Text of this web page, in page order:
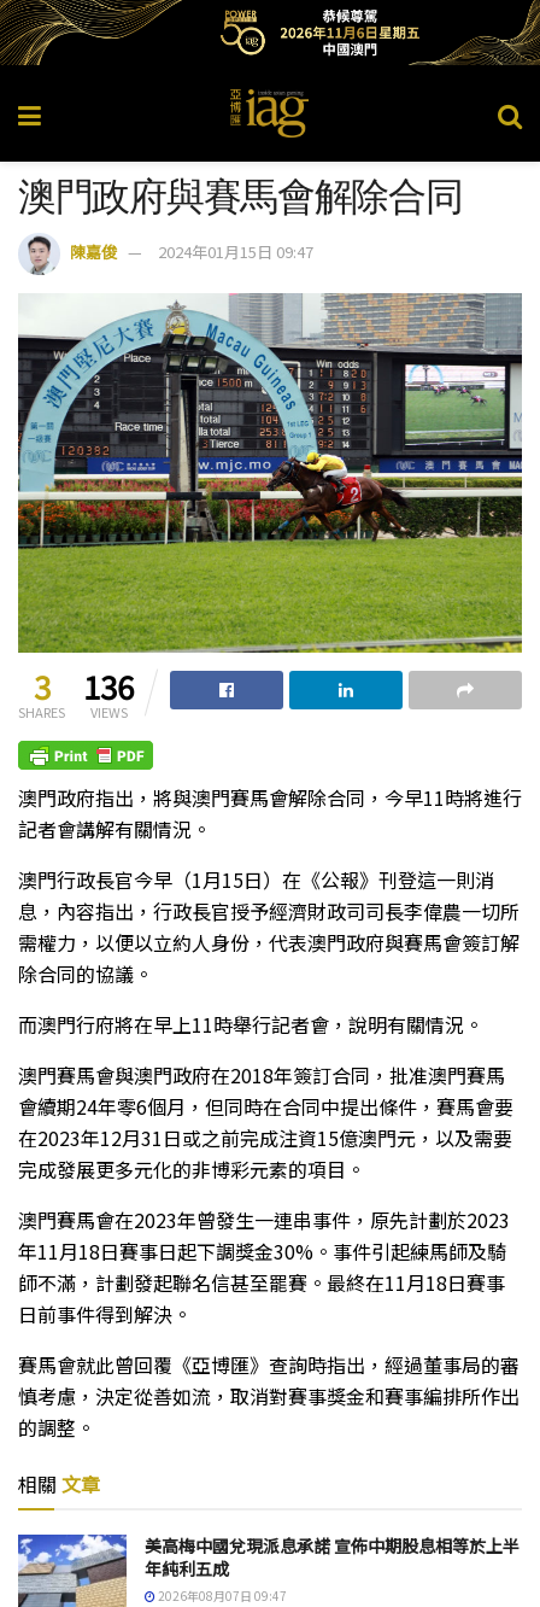
澳門政府與賽馬會解除合同
陳嘉俊 2024年01月15日 09:47
3
SHARES
136
VIEWS
澳門政府指出，將與澳門賽馬會解除合同，今早11時將進行
記者會講解有關情況。
澳門行政長官今早（1月15日）在《公報》刊登這一則消
息，內容指出，行政長官授予經濟財政司司長李偉農一切所
需權力，以便以立約人身份，代表澳門政府與賽馬會簽訂解
除合同的協議。
而澳門行府將在早上11時舉行記者會，說明有關情況。
澳門賽馬會與澳門政府在2018年簽訂合同，批准澳門賽馬
會續期24年零6個月，但同時在合同中提出條件，賽馬會要
在2023年12月31日或之前完成注資15億澳門元，以及需要
完成發展更多元化的非博彩元素的項目。
澳門賽馬會在2023年曾發生一連串事件，原先計劃於2023
年11月18日賽事日起下調獎金30%。事件引起練馬師及騎
師不滿，計劃發起聯名信甚至罷賽。最終在11月18日賽事
日前事件得到解決。
賽馬會就此曾回覆《亞博匯》查詢時指出，經過董事局的審
慎考慮，決定從善如流，取消對賽事獎金和賽事編排所作出
的調整。
相關 文章
美高梅中國兌現派息承諾 宣佈中期股息相等於上半
年純利五成
2026年08月07日 09:47